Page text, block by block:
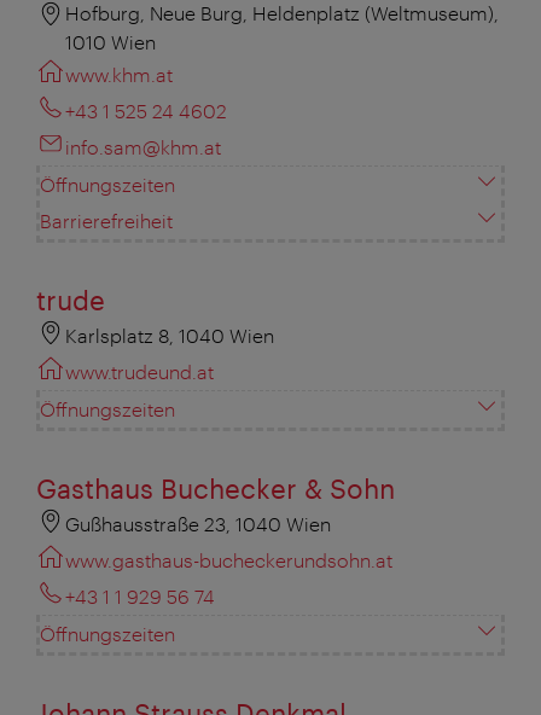
Hofburg, Neue Burg, Heldenplatz (Weltmuseum),
1010 Wien
www.khm.at
+43 1 525 24 4602
info.sam@khm.at
Öffnungszeiten
Barrierefreiheit
trude
Karlsplatz 8, 1040 Wien
www.trudeund.at
Öffnungszeiten
Gasthaus Buchecker & Sohn
Gußhausstraße 23, 1040 Wien
www.gasthaus-bucheckerundsohn.at
+43 1 1 929 56 74
Öffnungszeiten